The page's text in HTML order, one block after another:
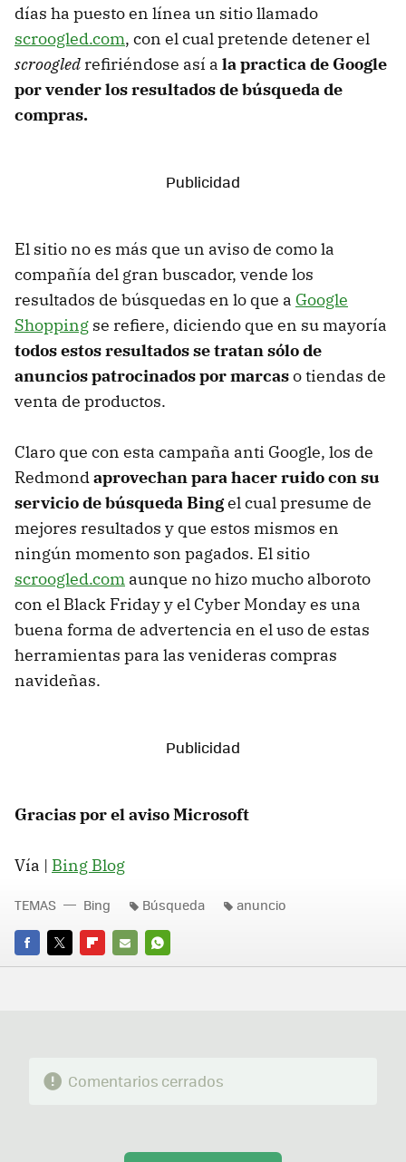
días ha puesto en línea un sitio llamado
scroogled.com, con el cual pretende detener el
scroogled refiriéndose así a la practica de Google
por vender los resultados de búsqueda de
compras.
El sitio no es más que un aviso de como la
compañía del gran buscador, vende los
resultados de búsquedas en lo que a Google
Shopping se refiere, diciendo que en su mayoría
todos estos resultados se tratan sólo de
anuncios patrocinados por marcaso tiendas de
venta de productos.
Claro que con esta campaña anti Google, los de
Redmondaprovechan para hacer ruido con su
servicio de búsqueda Bingel cual presume de
mejores resultados y que estos mismos en
ningún momento son pagados. El sitio
scroogled.com aunque no hizo mucho alboroto
con el Black Friday y el Cyber Monday es una
buena forma de advertencia en el uso de estas
herramientas para las venideras compras
navideñas.
Gracias por el aviso Microsoft
Vía | Bing Blog
FACEBOOK
TWITTERFLIPBOARD
E-
WHATSAPP
TEMAS Bing Búsqueda anuncio
Comentarios cerrados